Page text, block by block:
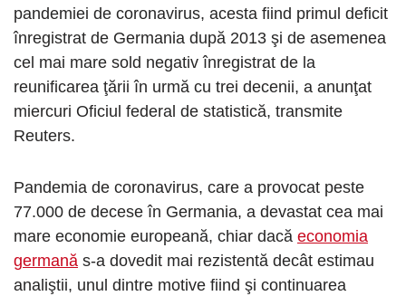
pandemiei de coronavirus, acesta fiind primul deficit
înregistrat de Germania după 2013 şi de asemenea
cel mai mare sold negativ înregistrat de la
reunificarea ţării în urmă cu trei decenii, a anunţat
miercuri Oficiul federal de statistică, transmite
Reuters.
Pandemia de coronavirus, care a provocat peste
77.000 de decese în Germania, a devastat cea mai
mare economie europeană, chiar dacă economia
germană s-a dovedit mai rezistentă decât estimau
analiştii, unul dintre motive fiind şi continuarea